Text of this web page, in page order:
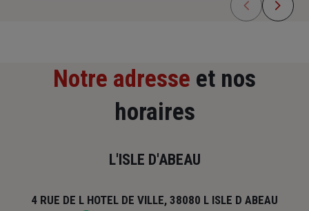
Notre adresse et nos
horaires
L'ISLE D'ABEAU
4 RUE DE L HOTEL DE VILLE, 38080 L ISLE D ABEAU